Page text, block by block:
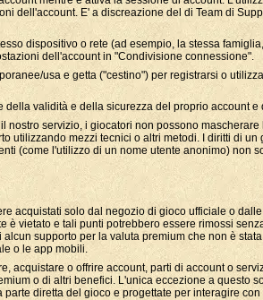
dell'account. E' a discreazione del di Team di
dispositivo o rete (ad esempio, la stessa
dell'account in "Condivisione connessione".
usa e getta ("cestino") per registrarsi o
della validità e della sicurezza del proprio account e
nostro servizio, i giocatori non possono
utilizzando mezzi tecnici o altri metodi. I diritti di un
(come l'utilizzo di un nome utente anonimo) non
acquistati solo dal negozio di gioco ufficiale o
è vietato e tali punti potrebbero essere rimossi
supporto per la valuta premium che non è
o le app mobili.
acquistare o offrire account, parti di account o
o di altri benefici. L'unica eccezione a questo
diretta del gioco e progettate per interagire